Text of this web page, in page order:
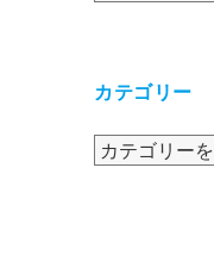
ブ
カテゴリー
カ